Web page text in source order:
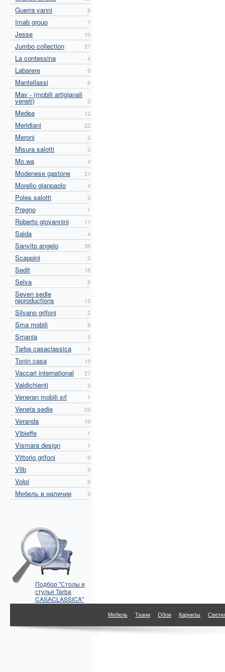
Guerra vanni 8
Imab group 1
Jesse 10
Jumbo collection 37
La contessina 4
Labarere 9
Mantellassi 6
Mav - (mobili artigianali
veneti) 3
Medea 12
Meridiani 22
Meroni 2
Misura salotti 3
Mo.wa 4
Modenese gastone 21
Morello gianpaolo 4
Poles salotti 3
Pregno 1
Roberto giovannini 11
Salda 4
Sanvito angelo 35
Scappini 3
Sedit 18
Selva 8
Seven sedie
reproductions 13
Silvano grifoni 2
Sma mobili 8
Smania 3
Tarba casaclassica 1
Tonin casa 18
Vaccari international 27
Valdichienti 3
Veneran mobili srl 1
Veneta sedie 23
Veranda 19
Vibieffe 1
Vismara design 1
Vittorio grifoni 9
Vllb 5
Volpi 8
Мебель в наличии 3
Подбор "Столы и
стулья Tarba
CASACLASSICA"
по параметрам
Мебель Ткани Обои Карнизы